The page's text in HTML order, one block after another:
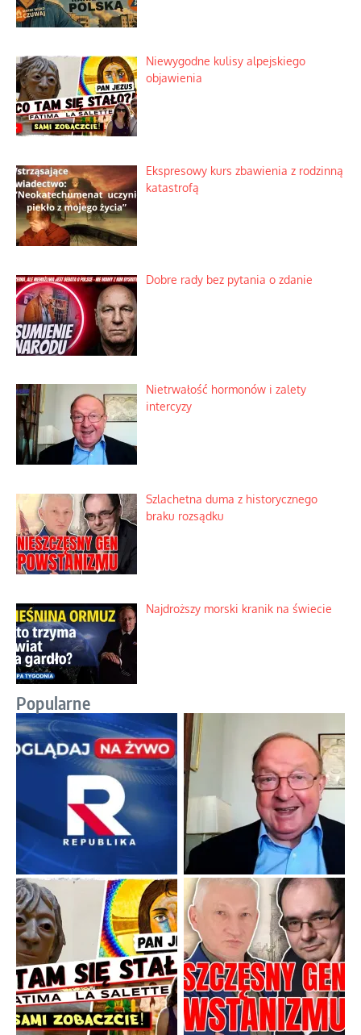
Niewygodne kulisy alpejskiego
objawienia
Ekspresowy kurs zbawienia z rodzinną
katastrofą
Dobre rady bez pytania o zdanie
Nietrwałość hormonów i zalety
intercyzy
Szlachetna duma z historycznego
braku rozsądku
Najdroższy morski kranik na świecie
Popularne